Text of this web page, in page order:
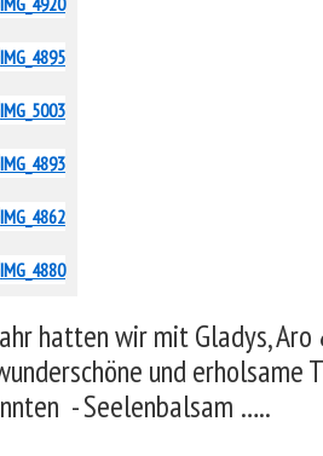
hatten wir mit Gladys,
und erholsame
- Seelenbalsam …..